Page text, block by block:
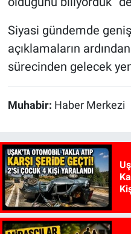
Siyasi gündemde geniş
açıklamaların
sürecinden gelecek
Muhabir: Haber Merkezi